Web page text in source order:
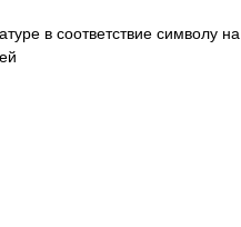
в соответствие символу на